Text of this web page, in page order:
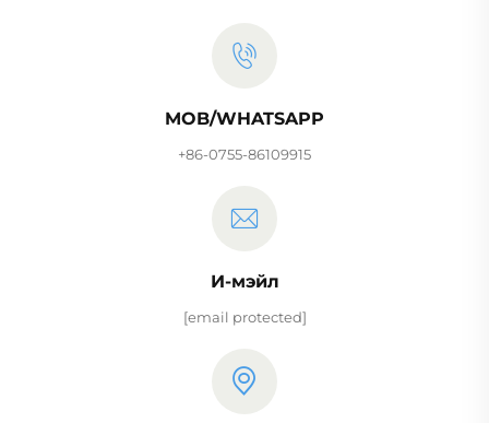
MOB/WHATSAPP
+86-0755-86109915
И-мэйл
[email protected]